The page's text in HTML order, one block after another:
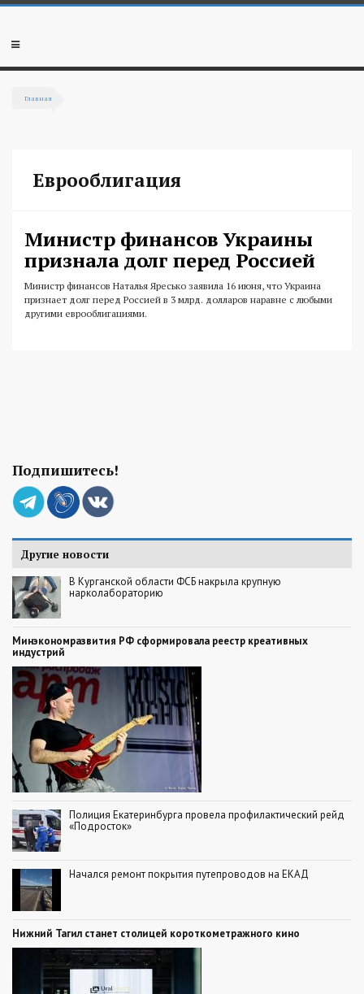
Перейти к основному содержанию
Мобильное
Главная
Еврооблигация
Министр финансов Украины
признала долг перед Россией
Министр финансов Наталья Яресько заявила 16 июня, что Украина
признает долг перед Россией в 3 млрд. долларов наравне с любыми
другими еврооблигациями.
Подпишитесь!
Другие новости
В Курганской области ФСБ накрыла крупную
нарколабораторию
Минэкономразвития РФ сформировала реестр креативных
индустрий
Полиция Екатеринбурга провела профилактический рейд
«Подросток»
Начался ремонт покрытия путепроводов на ЕКАД
Нижний Тагил станет столицей короткометражного кино